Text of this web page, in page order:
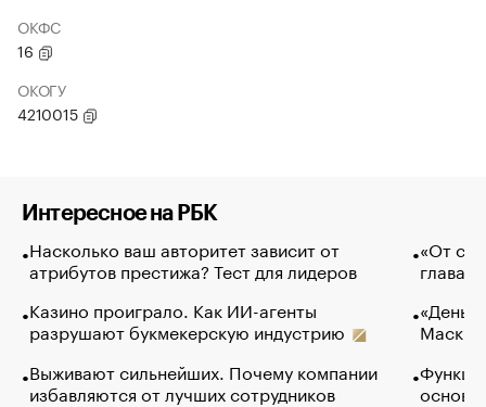
ОКФС
16
ОКОГУ
4210015
Интересное на РБК
Насколько ваш авторитет зависит от
атрибутов престижа? Тест для лидеров
Казино проиграло. Как ИИ-агенты
разрушают букмекерскую индустрию
Выживают сильнейших. Почему компании
избавляются от лучших сотрудников
«От
глава
Маск в
основ